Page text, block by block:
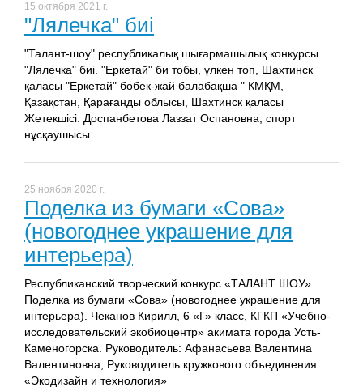
15 октября 2021 г.
"Лялечка" биі
"Талант-шоу" республикалық шығармашылық конкурсы .
"Лялечка" биі. "Еркетай" би тобы, үлкен топ, Шахтинск
қаласы "Еркетай" бөбек-жай балабақша " КМҚМ,
Қазақстан, Қарағанды облысы, Шахтинск қаласы
Жетекшісі: Доспанбетова Лаззат Оспановна, спорт
нұсқаушысы
25 ноября 2020 г.
Поделка из бумаги «Сова»
(новогоднее украшение для
интерьера)
Республиканский творческий конкурс «ТАЛАНТ ШОУ».
Поделка из бумаги «Сова» (новогоднее украшение для
интерьера). Чеканов Кирилл, 6 «Г» класс, КГКП «Учебно-
исследовательский экобиоцентр» акимата города Усть-
Каменогорска. Руководитель: Афанасьева Валентина
Валентиновна, Руководитель кружкового объединения
«Экодизайн и технология»